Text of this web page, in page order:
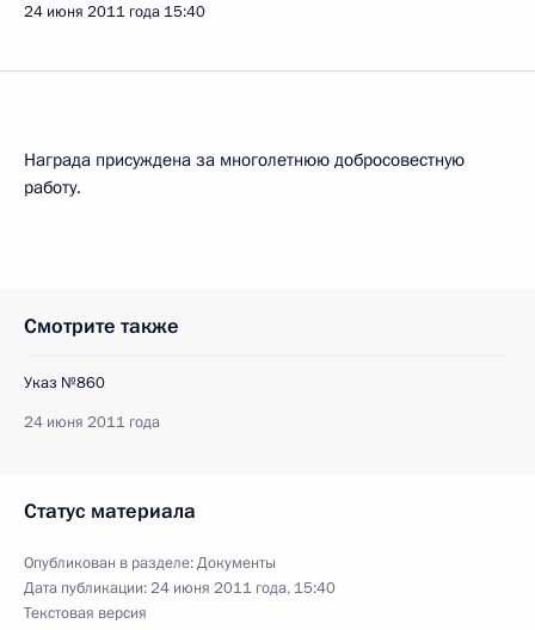
24 июня 2011 года 15:40
Награда присуждена за многолетнюю добросовестную
работу.
Смотрите также
Указ №860
24 июня 2011 года
Статус материала
Опубликован в разделе:Документы
Дата публикации:24 июня 2011 года, 15:40
Текстовая версия